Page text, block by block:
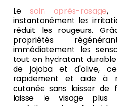
Lesoin après-rasage,
instantanément les
réduit les rougeurs.
propriétés
immédiatement les
tout en hydratant
de jojoba et d'olive,
rapidement et aide à
cutanée sans laisser de
laisse le visage plus